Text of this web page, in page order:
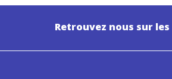
Retrouvez nous sur